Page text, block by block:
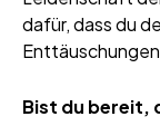
dafür, dass du
Bist du bereit,